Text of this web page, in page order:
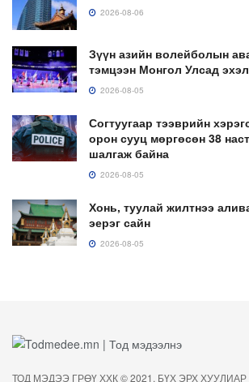
2026-08-06
Зүүн азийн волейболын
тэмцээн Монгол Улсад
2026-08-05
Согтуугаар тээврийн
орон сууц мөргөсөн 38
шалгаж байна
2026-08-05
Хонь, туулай жилтнээ
эерэг сайн
2026-08-05
ТОД МЭДЭЭ ГРӨҮ ХХК © 2021. БҮХ ЭРХ